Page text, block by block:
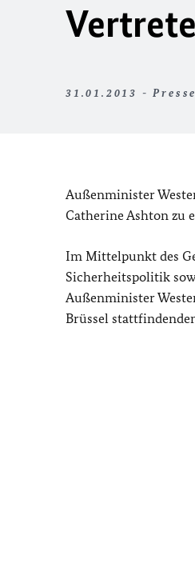
31.01.2013 -
Außenminister
Catherine Ashton zu
Im Mittelpunkt des
Sicherheitspolitik
Außenminister
Brüssel